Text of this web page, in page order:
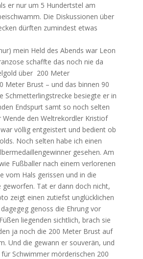
er nur um 5 Hundertstel am
Die Diskussionen über
dürften zumindest etwas
mein Held des Abends war Leon
schaffte das noch nie da
über 200 Meter
Meter Brust – und das binnen 90
Schmetterlingstrecke besiegte er in
Endspurt samt so noch selten
Wende den Weltrekordler Kristiof
völlig entgeistert und bedient ob
Noch selten habe ich einen
gesehen. Am
Fußballer nach einem verlorenen
vom Hals gerissen und in die
geworfen. Tat er dann doch nicht,
zeigt einen zutiefst unglücklichen
genoss die Ehrung vor
liegenden sichtlich, brach sie
ja noch die 200 Meter Brust auf
Und die gewann er souverän, und
Schwimmer mörderischen 200